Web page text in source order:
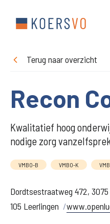
Terug naar overzicht
Recon
Kwalitatief hoog
nodige zorg
VMBO-B VMBO-K
Dordtsestraatweg 472,
105 Leerlingen